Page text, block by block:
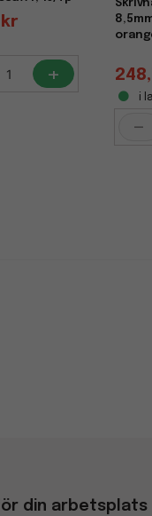
+
i
-
din arbetsplats